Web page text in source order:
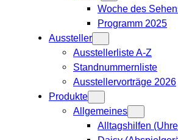
Woche des
Programm 2025
Aussteller
Ausstellerliste A-Z
Standnummernliste
Ausstellervorträge 2026
Produkte
Allgemeines
Alltagshilfen